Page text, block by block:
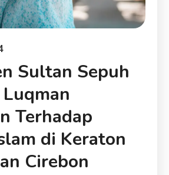
Sultan Sepuh
Terhadap
di Keraton
Cirebon